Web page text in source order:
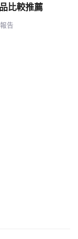
比較推薦
告